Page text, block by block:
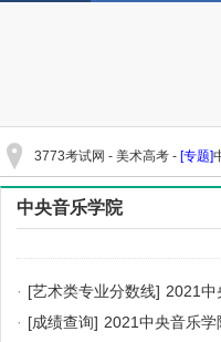
3773考试网 - 美术高考 - [专题]
中央音乐学院
· [艺术类专业分数线] 2021中
· [成绩查询] 2021中央音乐